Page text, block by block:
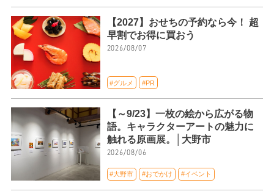
【2027】おせちの予約なら今！ 超
早割でお得に買おう
2026/08/07
#グルメ #PR
【～9/23】一枚の絵から広がる物
語。キャラクターアートの魅力に
触れる原画展。│大野市
2026/08/06
#大野市 #おでかけ #イベント